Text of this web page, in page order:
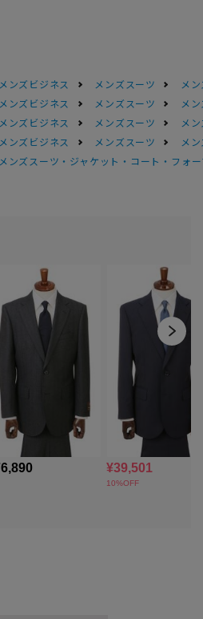
メンズビジネス メンズスーツ
メ
メンズビジネス メンズスーツ
メ
メンズビジネス メンズスーツ
メ
メンズビジネス メンズスーツ
メ
メンズスーツ・ジャケット・コート・フォ